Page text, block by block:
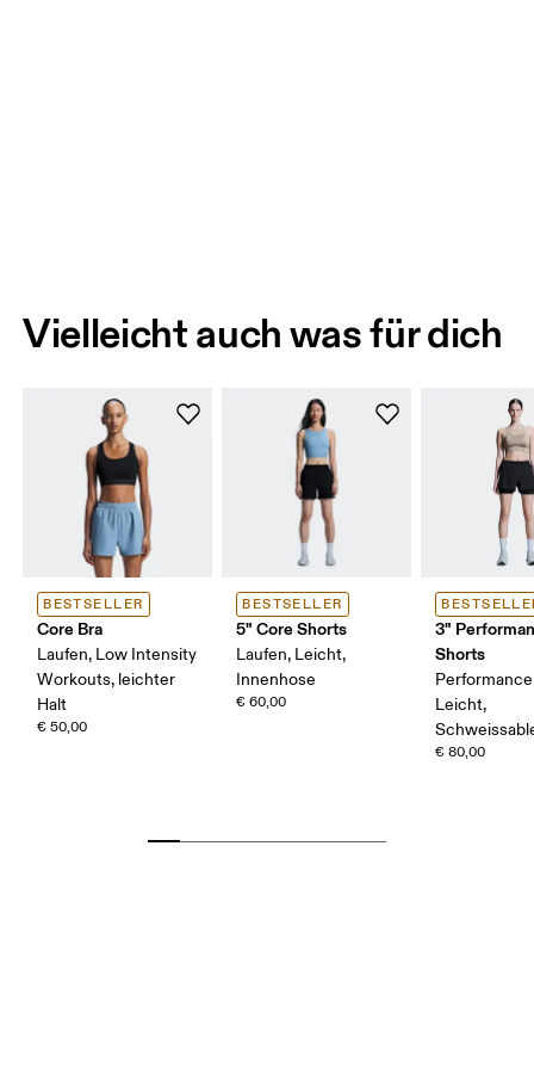
Vielleicht auch was für dich
BESTSELLER
Core Bra
Laufen, Low Intensity
Workouts, leichter
Halt
€ 50,00
BESTSELLER
5" Core Shorts
Laufen, Leicht,
Innenhose
€ 60,00
3"
Shorts
Leicht,
€ 80,00